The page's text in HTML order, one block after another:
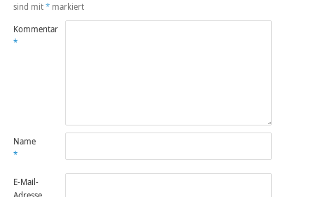
sind mit *markiert
Kommentar
*
Name
*
E-Mail-